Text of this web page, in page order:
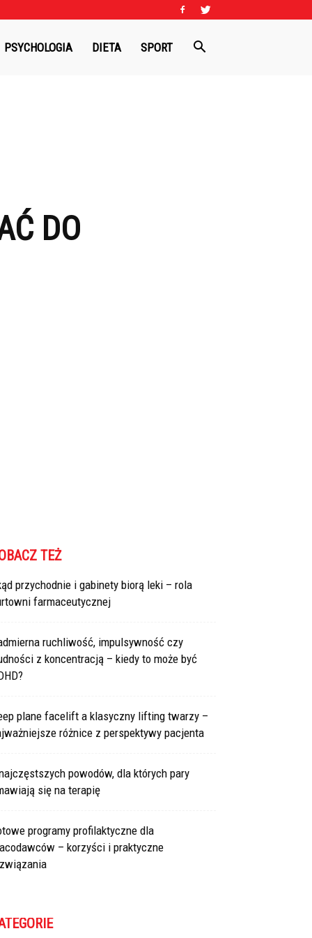
PSYCHOLOGIA DIETA SPORT
DO
TEŻ
przychodnie i gabinety biorą leki – rola
farmaceutycznej
ruchliwość, impulsywność czy
z koncentracją – kiedy to może być
plane facelift a klasyczny lifting twarzy –
różnice z perspektywy pacjenta
powodów, dla których pary
się na terapię
programy profilaktyczne dla
– korzyści i praktyczne